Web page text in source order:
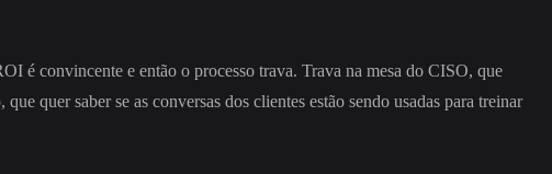
é convincente e então o processo trava. Trava na mesa do CISO, que
quer saber se as conversas dos clientes estão sendo usadas para treinar